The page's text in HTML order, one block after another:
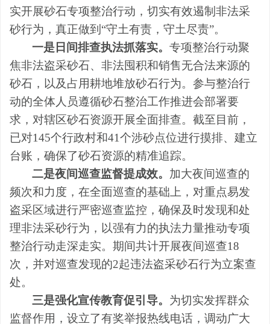
实开展砂石专项整治行动，切实有效遏制非法采
砂行为，真正做到 “守土有责，守土尽责”。
一是日间排查执法抓落实。专项整治行动聚
焦非法盗采砂石、非法囤积和销售无合法来源的
砂石，以及占用耕地堆放砂石行为。参与整治行
动的全体人员遵循砂石整治工作推进会部署要
求，对辖区砂石资源开展全面排查。截至目前，
已对145个行政村和41个涉砂点位进行摸排、建立
台账，确保了砂石资源的精准追踪。
二是夜间巡查监督提成效。 加大夜间巡查的
频次和力度，在全面巡查的基础上，对重点易发
盗采区域进行严密巡查监控，确保及时发现和处
理非法采砂行为，以强有力的执法力量推动专项
整治行动走深走实。期间共计开展夜间巡查18
次，并对巡查发现的2起违法盗采砂石行为立案查
处。
三是强化宣传教育促引导。 为切实发挥群众
监督作用，设立了有奖举报热线电话，调动广大